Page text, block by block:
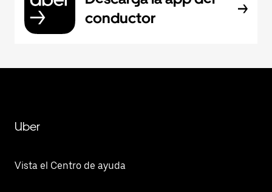
conductor
Uber
Vista el Centro de ayuda